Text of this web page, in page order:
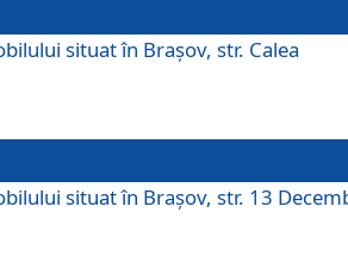
situat în Brașov, str. Calea
situat în Brașov, str. 13